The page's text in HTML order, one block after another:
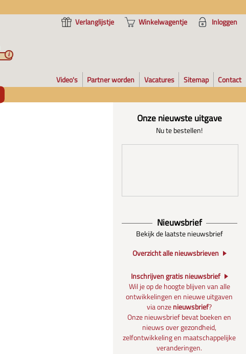
Verlanglijstje
Winkelwagentje Inloggen
i
Video's Partner worden Vacatures Sitemap Contact
Onze nieuwste uitgave
Nu te bestellen!
Nieuwsbrief
Bekijk de laatste nieuwsbrief
Overzicht alle nieuwsbrieven
Inschrijven gratis nieuwsbrief
Wil je op de hoogte blijven van alle
ontwikkelingen en nieuwe uitgaven
via onzenieuwsbrief?
Onze nieuwsbrief bevat boeken en
nieuws over gezondheid,
zelfontwikkeling en maatschappelijke
veranderingen.